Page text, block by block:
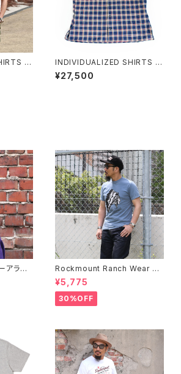
イ
ャツ Vi
S
INDIVIDUALIZED SHIRTS イ
ンディビジュアライズドシャツ キ
ャンプカラー コットン チェック
¥27,500
ラン 1
ャッ
Rockmount Ranch Wear ロ
ックマウント ランチウェア Chie
f Western T-Shirt 半袖Tシャ
ツ 全2色
¥5,775
30%OFF